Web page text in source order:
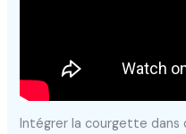
Intégrer la courgette dans